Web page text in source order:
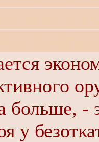
больше,
у